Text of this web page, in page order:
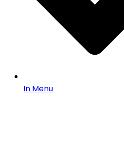
In Menu